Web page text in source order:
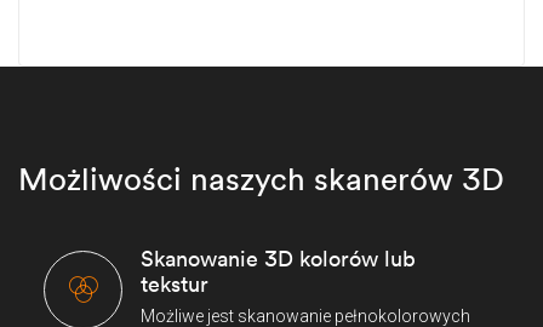
Możliwości naszych skanerów 3D
Skanowanie 3D kolorów lub
tekstur
Możliwe jest skanowanie pełnokolorowych